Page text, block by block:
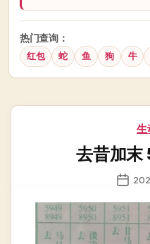
热门查询：
红包 蛇 鱼 狗 牛
生
去昔加
发
日
期